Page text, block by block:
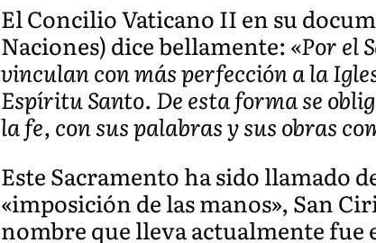
El Concilio Vaticano II en su
Naciones) dice bellamente: «Por el
vinculan con más perfección a la
Espíritu Santo. De esta forma se
la fe, con sus palabras y sus obras
Este Sacramento ha sido llamado
«imposición de las manos», San
nombre que lleva actualmente fue